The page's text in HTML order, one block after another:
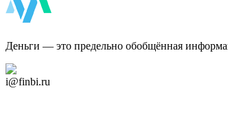
Деньги — это предельно обобщённая
i@finbi.ru